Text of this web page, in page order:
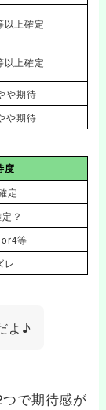
以上確定
以上確定
や期待
や期待
度
定
？
等
レ
よ♪
で期待感が